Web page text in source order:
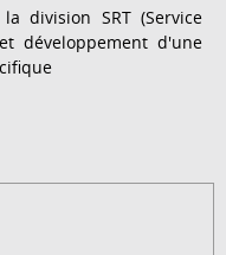
division SRT (Service
développement d'une